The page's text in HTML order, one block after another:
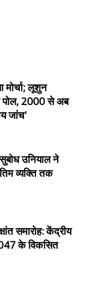
लूशुन
पोल, 2000 से अब
जांच'
उनियाल ने
व्यक्ति तक
समारोह: केंद्रीय
के विकसित